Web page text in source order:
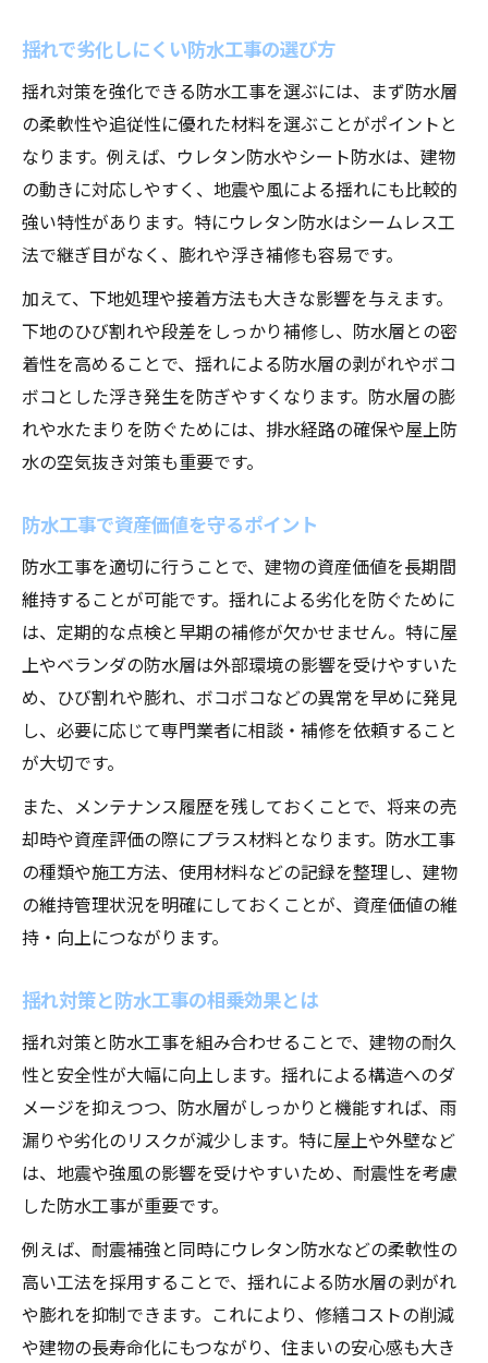
防水工事でボコボコや浮きを防ぐ施工術
屋上の防水層を長持ちさせる揺れ対策とは
屋上の防水工事と揺れ対策の基礎知識
防水層を長持ちさせるメンテナンス術
屋上防水の膨れと揺れの関係を見抜く
防水工事で空気抜きと排水性を確保する
揺れに強い防水工事の最新工法を解説
揺れ対策に適した防水工事の工法比較
シームレス工法で揺れに強い防水工事を
防水工事の最新技術と耐久性のポイント
揺れへの強さを左右する防水層の選び方
揺れで劣化しにくい防水工事の選び方
揺れ対策を強化できる防水工事を選ぶには、まず防水層
の柔軟性や追従性に優れた材料を選ぶことがポイントと
なります。例えば、ウレタン防水やシート防水は、建物
の動きに対応しやすく、地震や風による揺れにも比較的
強い特性があります。特にウレタン防水はシームレス工
法で継ぎ目がなく、膨れや浮き補修も容易です。
加えて、下地処理や接着方法も大きな影響を与えます。
下地のひび割れや段差をしっかり補修し、防水層との密
着性を高めることで、揺れによる防水層の剥がれやボコ
ボコとした浮き発生を防ぎやすくなります。防水層の膨
れや水たまりを防ぐためには、排水経路の確保や屋上防
水の空気抜き対策も重要です。
防水工事で資産価値を守るポイント
防水工事を適切に行うことで、建物の資産価値を長期間
維持することが可能です。揺れによる劣化を防ぐために
は、定期的な点検と早期の補修が欠かせません。特に屋
上やベランダの防水層は外部環境の影響を受けやすいた
め、ひび割れや膨れ、ボコボコなどの異常を早めに発見
し、必要に応じて専門業者に相談・補修を依頼すること
が大切です。
また、メンテナンス履歴を残しておくことで、将来の売
却時や資産評価の際にプラス材料となります。防水工事
の種類や施工方法、使用材料などの記録を整理し、建物
の維持管理状況を明確にしておくことが、資産価値の維
持・向上につながります。
揺れ対策と防水工事の相乗効果とは
揺れ対策と防水工事を組み合わせることで、建物の耐久
性と安全性が大幅に向上します。揺れによる構造へのダ
メージを抑えつつ、防水層がしっかりと機能すれば、雨
漏りや劣化のリスクが減少します。特に屋上や外壁など
は、地震や強風の影響を受けやすいため、耐震性を考慮
した防水工事が重要です。
例えば、耐震補強と同時にウレタン防水などの柔軟性の
高い工法を採用することで、揺れによる防水層の剥がれ
や膨れを抑制できます。これにより、修繕コストの削減
や建物の長寿命化にもつながり、住まいの安心感も大き